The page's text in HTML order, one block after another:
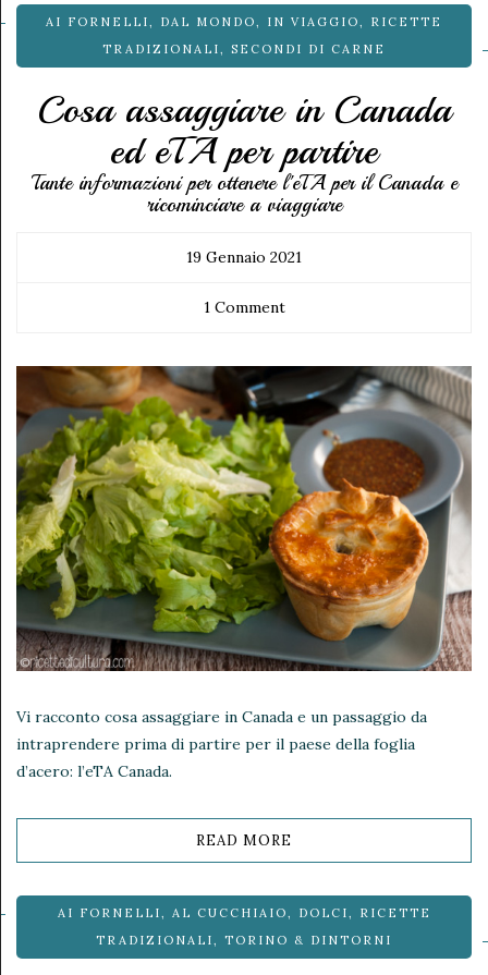
AI FORNELLI, DAL MONDO, IN VIAGGIO, RICETTE
TRADIZIONALI, SECONDI DI CARNE
Cosa assaggiare in Canada
ed eTA per partire
Tante informazioni per ottenere l'eTA per il Canada e
ricominciare a viaggiare
19 Gennaio 2021
1 Comment
Vi racconto cosa assaggiare in Canada e un passaggio da
intraprendere prima di partire per il paese della foglia
d’acero: l’eTA Canada.
READ MORE
AI FORNELLI, AL CUCCHIAIO, DOLCI,
RICETTE
TRADIZIONALI, TORINO & DINTORNI